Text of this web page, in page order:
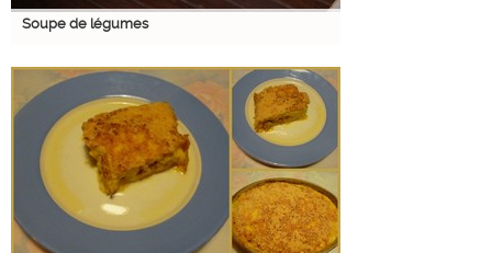
Soupe de légumes